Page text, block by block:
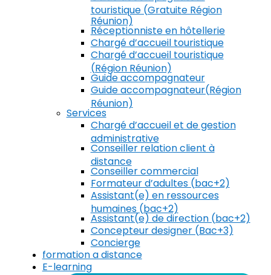
touristique (Gratuite Région
Réunion)
Réceptionniste en hôtellerie
Chargé d’accueil touristique
Chargé d’accueil touristique
(Région Réunion)
Guide accompagnateur
Guide accompagnateur(Région
Réunion)
Services
Chargé d’accueil et de gestion
administrative
Conseiller relation client à
distance
Conseiller commercial
Formateur d’adultes (bac+2)
Assistant(e) en ressources
humaines (bac+2)
Assistant(e) de direction (bac+2)
Concepteur designer (Bac+3)
Concierge
formation a distance
E-learning